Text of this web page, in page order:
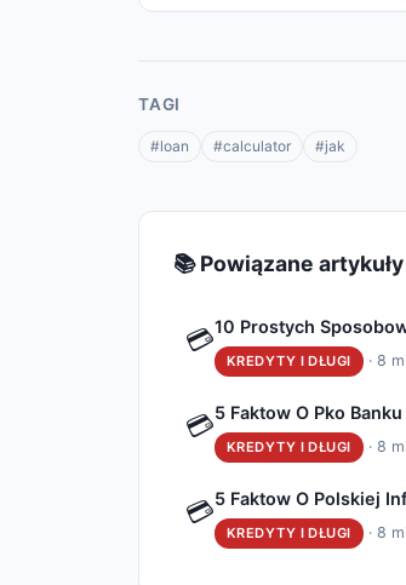
TAGI
#loan #calculator #jak
📚 Powiązane artykuły
💳10 Prostych
KREDYTY I DŁUGI · 8
💳5 Faktow O Pko
KREDYTY I DŁUGI · 8
💳5 Faktow O Polskiej
KREDYTY I DŁUGI · 8